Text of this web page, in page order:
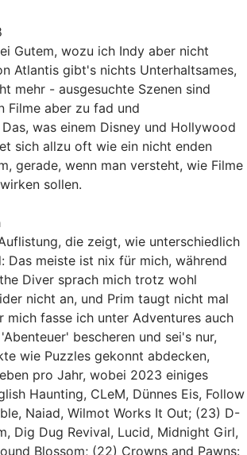
Gutem, wozu ich Indy aber nicht
Atlantis gibt's nichts Unterhaltsames,
mehr - ausgesuchte Szenen sind
Filme aber zu fad und
was einem Disney und Hollywood
sich allzu oft wie ein nicht enden
gerade, wenn man versteht, wie Filme
sollen.
die zeigt, wie unterschiedlich
Das meiste ist nix für mich, während
Diver sprach mich trotz wohl
nicht an, und Prim taugt nicht mal
mich fasse ich unter Adventures auch
bescheren und sei's nur,
wie Puzzles gekonnt abdecken,
pro Jahr, wobei 2023 einiges
Haunting, CLeM, Dünnes Eis, Follow
Naiad, Wilmot Works It Out; (23) D-
Dig Dug Revival, Lucid, Midnight Girl,
Blossom; (22) Crowns and Pawns: